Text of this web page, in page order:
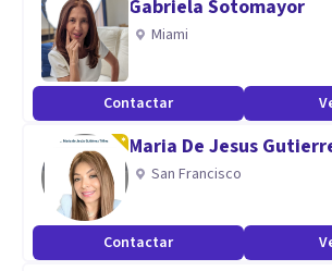
Gabriela Sotomayor
Miami
Contactar
Maria De Jesus
San Francisco
Contactar